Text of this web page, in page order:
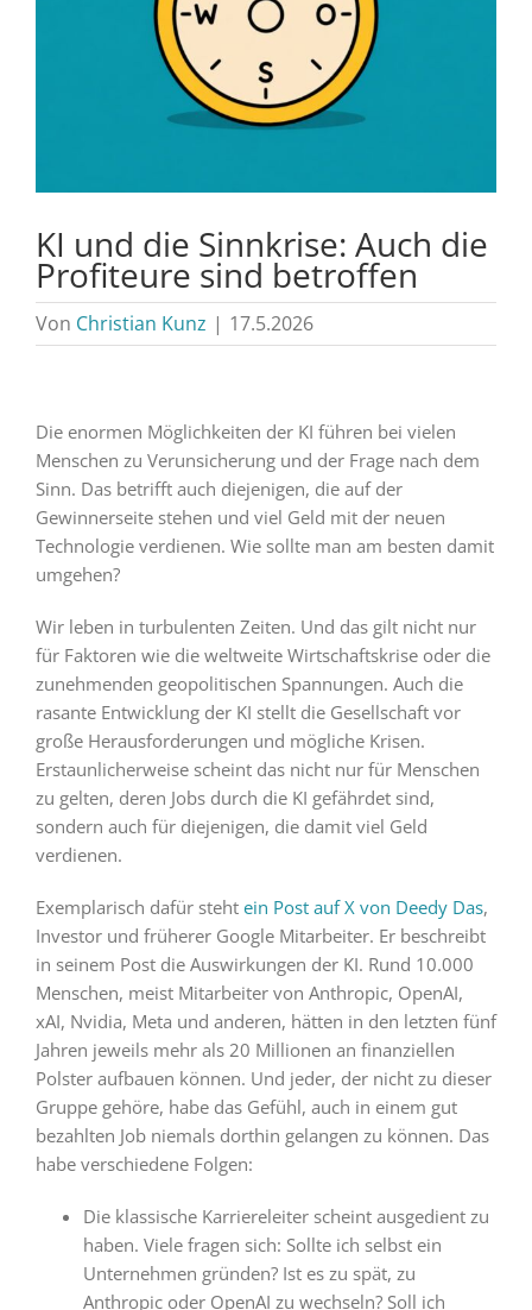
KI und die Sinnkrise: Auch die
Profiteure sind betroffen
Von Christian Kunz | 17.5.2026
Die enormen Möglichkeiten der KI führen bei vielen
Menschen zu Verunsicherung und der Frage nach dem
Sinn. Das betrifft auch diejenigen, die auf der
Gewinnerseite stehen und viel Geld mit der neuen
Technologie verdienen. Wie sollte man am besten damit
umgehen?
Wir leben in turbulenten Zeiten. Und das gilt nicht nur
für Faktoren wie die weltweite Wirtschaftskrise oder die
zunehmenden geopolitischen Spannungen. Auch die
rasante Entwicklung der KI stellt die Gesellschaft vor
große Herausforderungen und mögliche Krisen.
Erstaunlicherweise scheint das nicht nur für Menschen
zu gelten, deren Jobs durch die KI gefährdet sind,
sondern auch für diejenigen, die damit viel Geld
verdienen.
Exemplarisch dafür steht ein Post auf X von Deedy Das,
Investor und früherer Google Mitarbeiter. Er beschreibt
in seinem Post die Auswirkungen der KI. Rund 10.000
Menschen, meist Mitarbeiter von Anthropic, OpenAI,
xAI, Nvidia, Meta und anderen, hätten in den letzten fünf
Jahren jeweils mehr als 20 Millionen an finanziellen
Polster aufbauen können. Und jeder, der nicht zu dieser
Gruppe gehöre, habe das Gefühl, auch in einem gut
bezahlten Job niemals dorthin gelangen zu können. Das
habe verschiedene Folgen:
Die klassische Karriereleiter scheint ausgedient zu
haben. Viele fragen sich: Sollte ich selbst ein
Unternehmen gründen? Ist es zu spät, zu
Anthropic oder OpenAI zu wechseln? Soll ich